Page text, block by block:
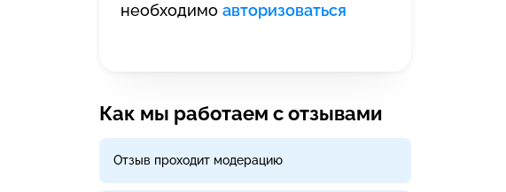
необходимо авторизоваться
Как мы работаем с отзывами
Отзыв проходит модерацию